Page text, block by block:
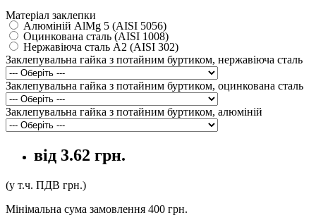
Матеріал заклепки
Алюміній AlMg 5 (AISI 5056)
Оцинкована сталь (AISI 1008)
Нержавіюча сталь A2 (AISI 302)
Заклепувальна гайка з потайним буртиком, нержавіюча сталь
Заклепувальна гайка з потайним буртиком, оцинкована сталь
Заклепувальна гайка з потайним буртиком, алюміній
від 3.62 грн.
(у т.ч. ПДВ грн.)
Мінімальна сума замовлення 400 грн.